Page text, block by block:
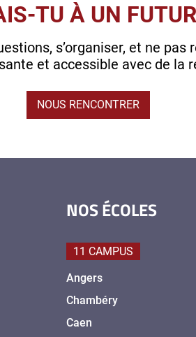
TU À UN
s’organiser, et ne pas
et accessible avec de la
NOUS RENCONTRER
NOS ÉCOLES
11 CAMPUS
Angers
Chambéry
Caen